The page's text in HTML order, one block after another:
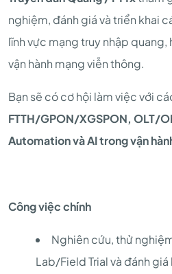
nghiệm, đánh giá và triển khai
lĩnh vực mạng truy nhập quang,
vận hành mạng viễn thông.
Bạn sẽ có cơ hội làm việc với
FTTH/GPON/XGSPON, OLT/
Automation và AI trong vận
Công việc chính
Nghiên cứu, thử
Lab/Field Trial và đánh